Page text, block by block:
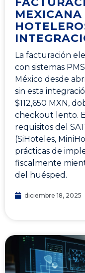
MEXICANA
La facturación
con sistemas
México desde
sin esta
$112,650 MXN,
checkout lento.
requisitos del
(SiHoteles,
prácticas de
fiscalmente
del huésped.
diciembre 18, 2025